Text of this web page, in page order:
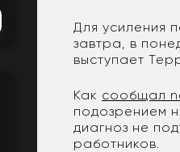
Для усиления
завтра, в
выступает
Как сообщал
подозрением
диагноз не
работников.